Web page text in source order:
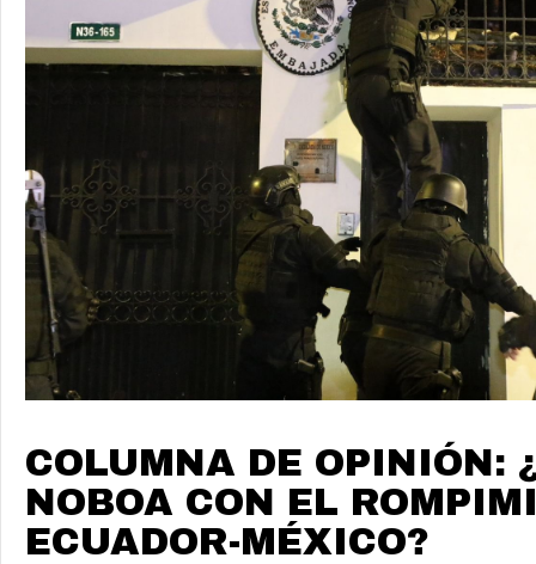
COLUMNA DE OPINIÓN:
NOBOA CON EL
ECUADOR-MÉXICO?